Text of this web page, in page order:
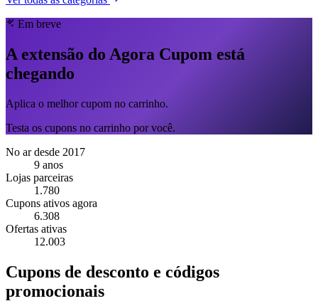
Em breve
A extensão do Agora Cupom está
chegando
Aplica o melhor cupom no carrinho.
Testa os cupons no carrinho por você.
No ar desde 2017
9 anos
Lojas parceiras
1.780
Cupons ativos agora
6.308
Ofertas ativas
12.003
Cupons de desconto e códigos
promocionais